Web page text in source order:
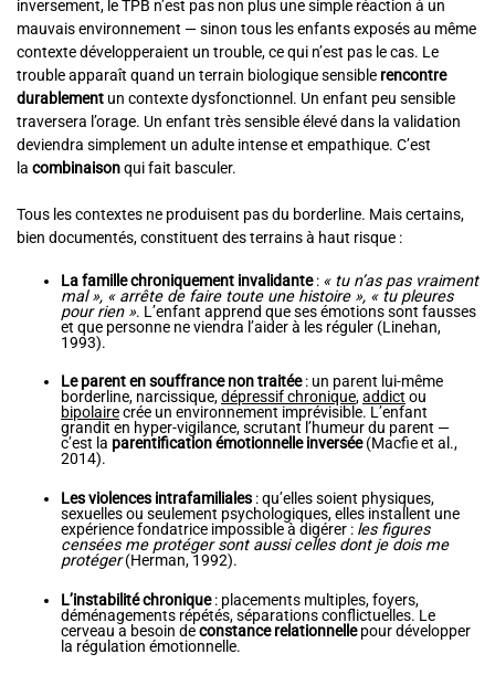
inversement, le TPB n’est pas non plus une simple réaction à un
mauvais environnement — sinon tous les enfants exposés au même
contexte développeraient un trouble, ce qui n’est pas le cas. Le
trouble apparaît quand un terrain biologique sensible rencontre
durablement un contexte dysfonctionnel. Un enfant peu sensible
traversera l’orage. Un enfant très sensible élevé dans la validation
deviendra simplement un adulte intense et empathique. C’est
la combinaisonqui fait basculer.
Tous les contextes ne produisent pas du borderline. Mais certains,
bien documentés, constituent des terrains à haut risque :
La famille chroniquement invalidante: « tu n’as pas vraiment
mal », « arrête de faire toute une histoire », « tu pleures
pour rien ». L’enfant apprend que ses émotions sont fausses
et que personne ne viendra l’aider à les réguler (Linehan,
1993).
Le parent en souffrance non traitée: un parent lui-même
borderline, narcissique,dépressif chronique,addict ou
bipolairecrée un environnement imprévisible. L’enfant
grandit en hyper-vigilance, scrutant l’humeur du parent —
c’est la parentification émotionnelle inversée(Macfie et al.,
2014).
Les violences intrafamiliales : qu’elles soient physiques,
sexuelles ou seulement psychologiques, elles installent une
expérience fondatrice impossible à digérer : les figures
censées me protéger sont aussi celles dont je dois me
protéger(Herman, 1992).
L’instabilité chronique: placements multiples, foyers,
déménagements répétés, séparations conflictuelles. Le
cerveau a besoin deconstance relationnellepour développer
la régulation émotionnelle.